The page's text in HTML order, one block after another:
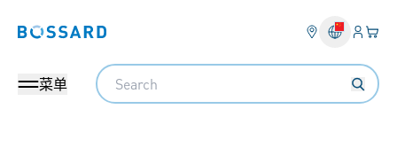
Bossard homepage 登入
您
菜单
Search